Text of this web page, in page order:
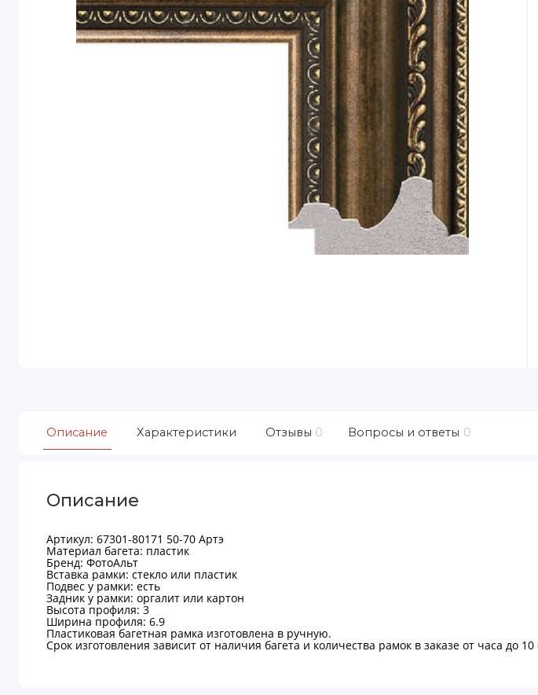
Описание Характеристики Отзывы 0 Вопросы и ответы 0
Описание
Артикул: 67301-80171 50-70 Артэ
Материал багета: пластик
Бренд: ФотоАльт
Вставка рамки: стекло или пластик
Подвес у рамки: есть
Задник у рамки: оргалит или картон
Высота профиля: 3
Ширина профиля: 6.9
Пластиковая багетная рамка изготовлена в ручную.
Срок изготовления зависит от наличия багета и количества рамок в заказе от часа до 10